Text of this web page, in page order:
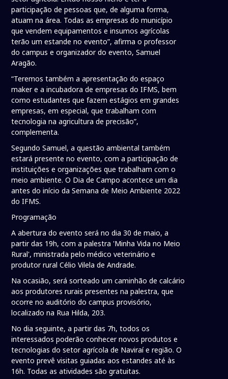
participação de pessoas que, de alguma forma,
atuam na área. Todas as empresas do município
que vendem equipamentos e insumos agrícolas
terão um estande no evento”, afirma o professor
do campus e organizador do evento, Samuel
Aragão.
“Teremos também a apresentação do espaço
maker e a incubadora de empresas do IFMS, bem
como estudantes que fazem estágios em grandes
empresas, em especial, que trabalham com
tecnologia na agricultura de precisão”,
complementa.
Segundo Samuel, a questão ambiental também
estará presente no evento, com a participação de
instituições e organizações que trabalham com o
meio ambiente. O Dia de Campo acontece um dia
antes do início da Semana de Meio Ambiente 2022
do IFMS.
Programação
A abertura do evento será no dia 30 de maio, a
partir das 19h, com a palestra 'Minha Vida no Meio
Rural', ministrada pelo médico veterinário e
produtor rural Célio Vilela de Andrade.
Na ocasião, será sorteado um caminhão de calcário
aos produtores rurais presentes na palestra, que
ocorre no auditório do campus provisório,
localizado na Rua Hilda, 203.
No dia seguinte, a partir das 7h, todos os
interessados poderão conhecer novos produtos e
tecnologias do setor agrícola de Naviraí e região. O
evento prevê visitas guiadas aos estandes até às
16h. Todas as atividades são gratuitas.